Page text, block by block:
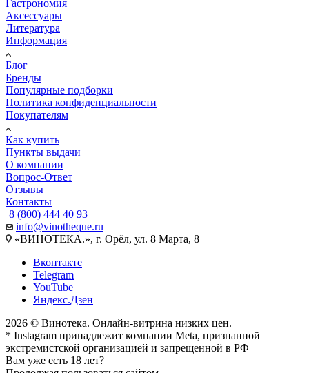
Гастрономия
Аксессуары
Литература
Информация
Блог
Бренды
Популярные подборки
Политика конфиденциальности
Покупателям
Как купить
Пункты выдачи
О компании
Вопрос-Ответ
Отзывы
Контакты
8 (800) 444 40 93
info@vinotheque.ru
«ВИНОТЕКА.», г. Орёл, ул. 8 Марта, 8
Вконтакте
Telegram
YouTube
Яндекс.Дзен
2026 © Винотека. Онлайн-витрина низких цен.
* Instagram принадлежит компании Meta, признанной
экстремистской организацией и запрещенной в РФ
Вам уже есть 18 лет?